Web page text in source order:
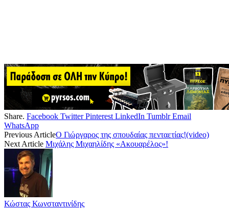
Share. Facebook Twitter Pinterest LinkedIn Tumblr Email
WhatsApp
Previous ArticleΟ Γιώργαρος της σπουδαίας πενταετίας!(video)
Next Article Μιχάλης Μιχαηλίδης «Ακουαρέλος»!
Κώστας Κωνσταντινίδης